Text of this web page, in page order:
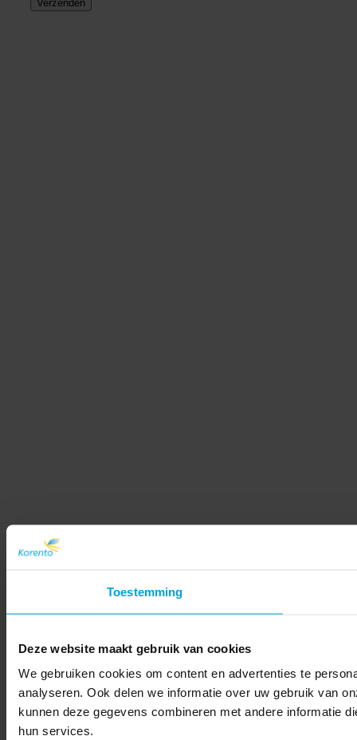
Toestemming
Deze website maakt gebruik van cookies
We gebruiken cookies om content en advertenties te
analyseren. Ook delen we informatie over uw gebruik van
kunnen deze gegevens combineren met andere informatie
hun services.